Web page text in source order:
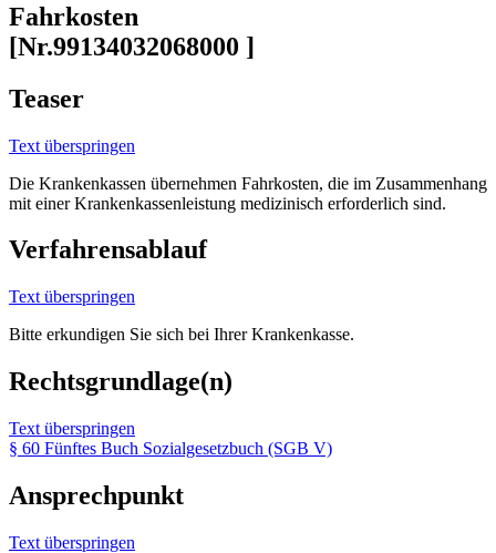
Fahrkosten
[Nr.99134032068000 ]
Teaser
Text überspringen
Die Krankenkassen übernehmen Fahrkosten, die im Zusammenhang
mit einer Krankenkassenleistung medizinisch erforderlich sind.
Verfahrensablauf
Text überspringen
Bitte erkundigen Sie sich bei Ihrer Krankenkasse.
Rechtsgrundlage(n)
Text überspringen
§ 60 Fünftes Buch Sozialgesetzbuch (SGB V)
Ansprechpunkt
Text überspringen